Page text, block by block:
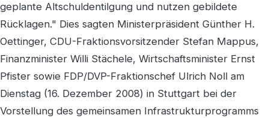
geplante Altschuldentilgung und nutzen gebildete
Rücklagen." Dies sagten Ministerpräsident Günther H.
Oettinger, CDU-Fraktionsvorsitzender Stefan Mappus,
Finanzminister Willi Stächele, Wirtschaftsminister Ernst
Pfister sowie FDP/DVP-Fraktionschef Ulrich Noll am
Dienstag (16. Dezember 2008) in Stuttgart bei der
Vorstellung des gemeinsamen Infrastrukturprogramms